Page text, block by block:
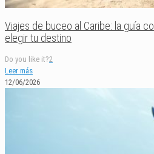
Viajes de buceo al Caribe: la guía
elegir tu destino
Do you like it?2
Leer más
12/06/2026